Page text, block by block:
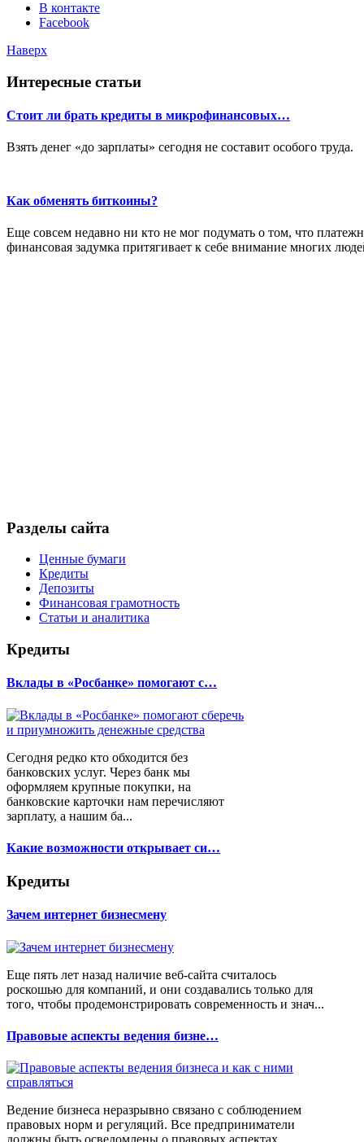
В контакте
Facebook
Наверх
Интересные статьи
Стоит ли брать кредиты в микрофинансовых…
Взять денег «до зарплаты» сегодня не составит особого труда.
Как обменять биткоины?
Еще совсем недавно ни кто не мог подумать о том, что
финансовая задумка притягивает к себе внимание многих
Разделы сайта
Ценные бумаги
Кредиты
Депозиты
Финансовая грамотность
Статьи и аналитика
Кредиты
Вклады в «Росбанке» помогают с…
Сегодня редко кто обходится без
банковских услуг. Через банк мы
оформляем крупные покупки, на
банковские карточки нам перечисляют
зарплату, а нашим ба...
Какие возможности открывает си…
Кредиты
Зачем интернет бизнесмену
Еще пять лет назад наличие веб-сайта считалось
роскошью для компаний, и они создавались только для
того, чтобы продемонстрировать современность и знач...
Правовые аспекты ведения бизне…
Ведение бизнеса неразрывно связано с соблюдением
правовых норм и регуляций. Все предприниматели